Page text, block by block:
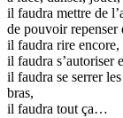
il faudra mettre de
de pouvoir repenser
il faudra rire encore,
il faudra s’autoriser
il faudra se serrer
bras,
il faudra tout ça…